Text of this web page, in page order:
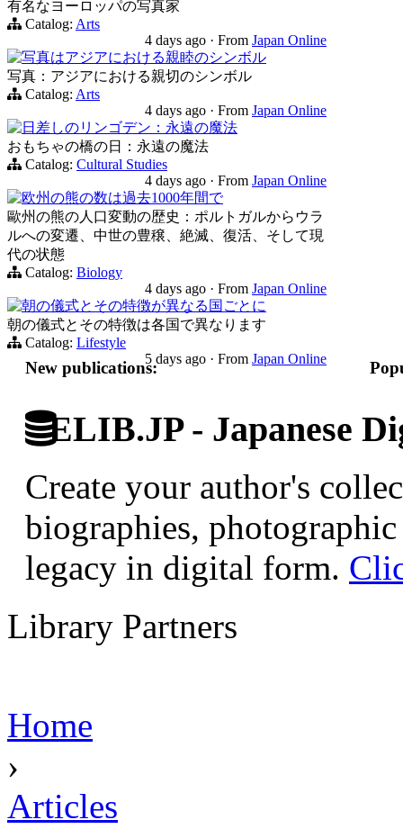
有名なヨーロッパの写真家
Catalog: Arts
4 days ago · From Japan Online
写真はアジアにおける親睦のシンボル
写真：アジアにおける親切のシンボル
Catalog: Arts
4 days ago · From Japan Online
日差しのリンゴデン：永遠の魔法
おもちゃの橋の日：永遠の魔法
Catalog: Cultural Studies
4 days ago · From Japan Online
欧州の熊の数は過去1000年間で
歐州の熊の人口変動の歴史：ポルトガルからウラ
ルへの変遷、中世の豊穣、絶滅、復活、そして現
代の状態
Catalog: Biology
4 days ago · From Japan Online
朝の儀式とその特徴が異なる国ごとに
朝の儀式とその特徴は各国で異なります
Catalog: Lifestyle
5 days ago · From Japan Online
New publications:
ELIB.JP - Japanese
Create your author's
biographies,
legacy in digital form.
Library Partners
Home
›
Articles